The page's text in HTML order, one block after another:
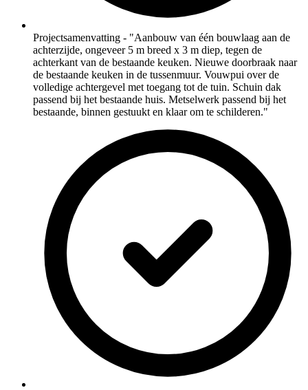
Projectsamenvatting - "Aanbouw van één bouwlaag aan de
achterzijde, ongeveer 5 m breed x 3 m diep, tegen de
achterkant van de bestaande keuken. Nieuwe doorbraak naar
de bestaande keuken in de tussenmuur. Vouwpui over de
volledige achtergevel met toegang tot de tuin. Schuin dak
passend bij het bestaande huis. Metselwerk passend bij het
bestaande, binnen gestuukt en klaar om te schilderen."